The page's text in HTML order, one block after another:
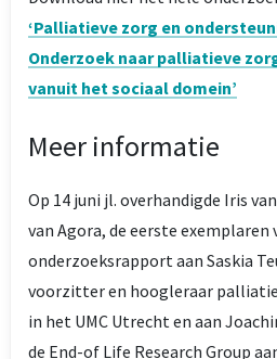
‘Palliatieve zorg en
Onderzoek naar palliatieve
vanuit het sociaal domein’
Meer informatie
Op 14 juni jl. overhandigde Iris
van Agora, de eerste exemplaren
onderzoeksrapport aan Saskia
voorzitter en hoogleraar
in het UMC Utrecht en aan
de End-of Life Research Group